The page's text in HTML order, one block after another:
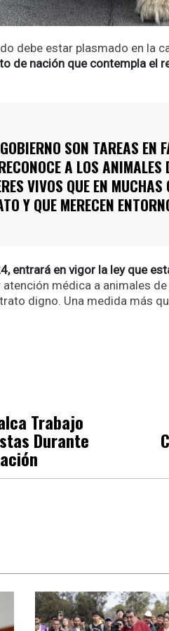
debe estar plasmado en la
de nación que contempla el
SON TAREAS EN
A LOS
VIVOS QUE EN
Y QUE MERECEN
entrará en vigor la ley que
atención médica a animales
digno. Una medida más
Trabajo
Durante